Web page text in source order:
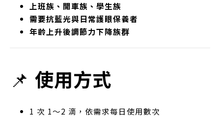
上班族、開車族、學生族
需要抗藍光與日常護眼保養者
年齡上升後調節力下降族群
📌 使用方式
1 次 1～2 滴，依需求每日使用數次